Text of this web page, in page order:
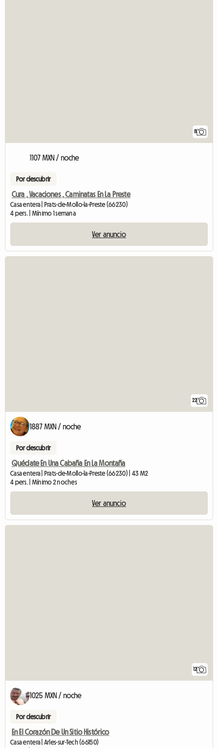
8
1107 MXN / noche
Por descubrir
Cura , Vacaciones , Caminatas En La Preste
Casa entera | Prats-de-Mollo-la-Preste (66230)
4 pers. | Mínimo 1 semana
Ver anuncio
22
1887 MXN / noche
Por descubrir
Quédate En Una Cabaña En La Montaña
Casa entera | Prats-de-Mollo-la-Preste (66230) | 43 M2
4 pers. | Mínimo 2 noches
Ver anuncio
12
1025 MXN / noche
Por descubrir
En El Corazón De Un Sitio Histórico
Casa entera | Arles-sur-Tech (66150)